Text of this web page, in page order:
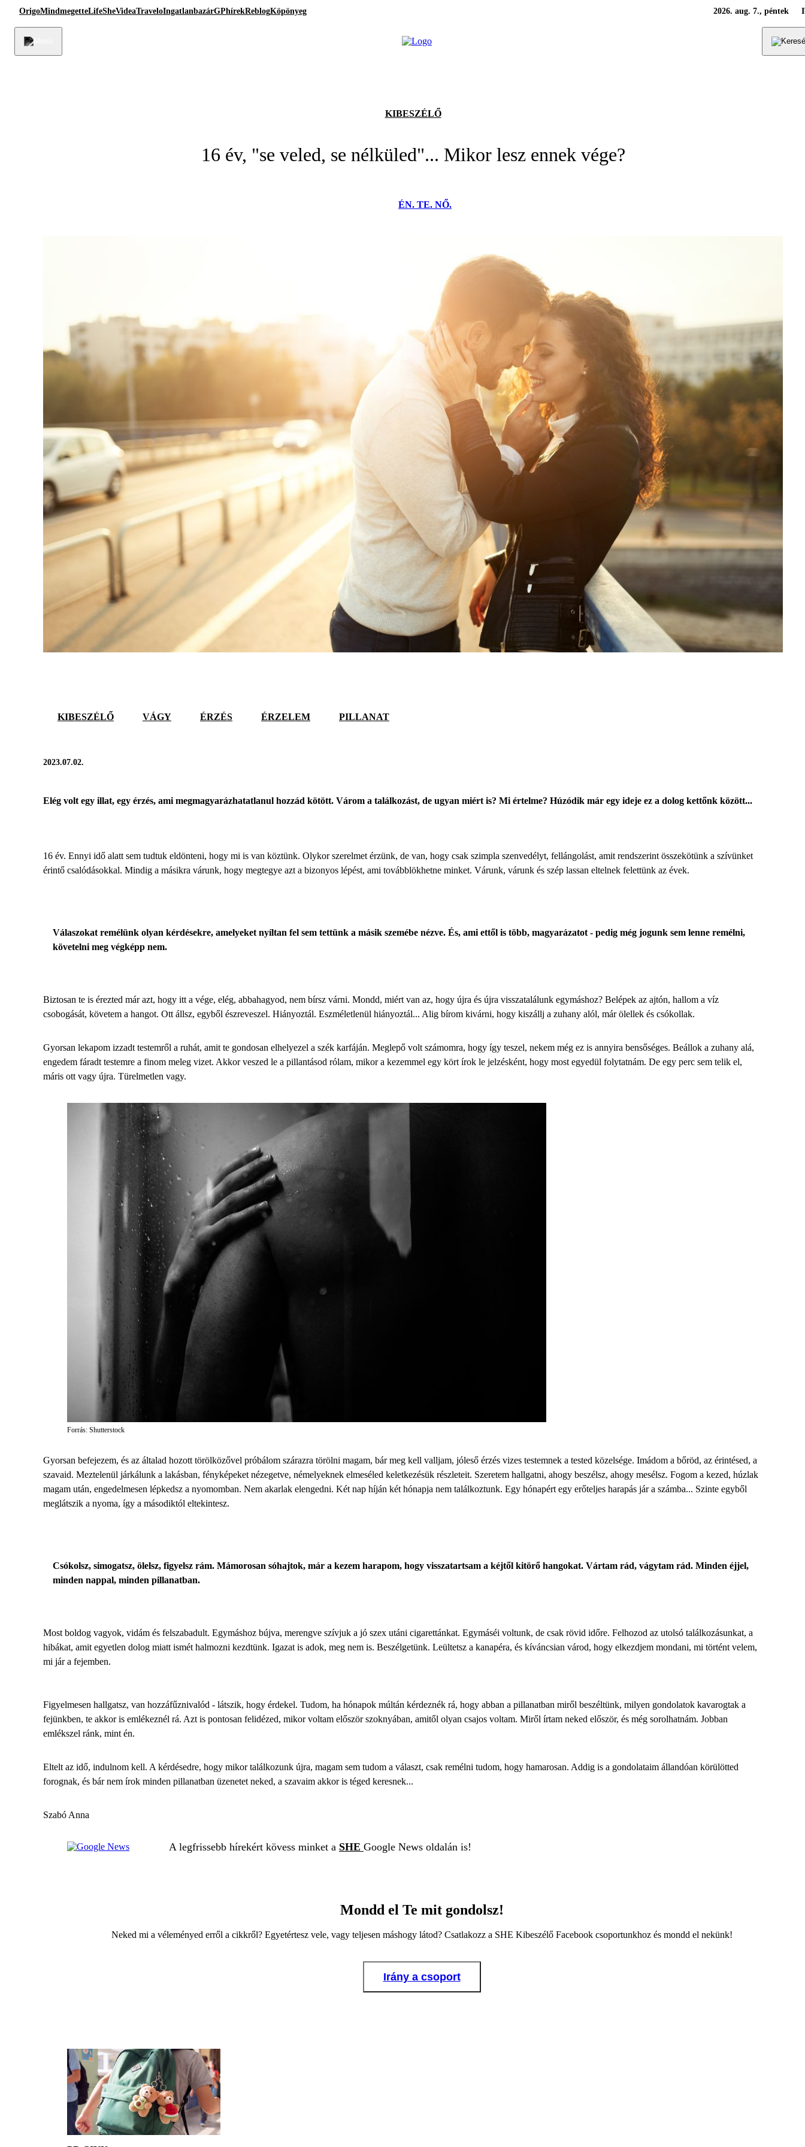
OrigoMindmegetteLifeSheVideaTraveloIngatlanbazárGPhírekReblogKöpönyeg 2026. aug. 7., péntek
KIBESZÉLŐ
16 év, "se veled, se nélküled"... Mikor lesz ennek vége?
ÉN. TE. NŐ.
KIBESZÉLŐ VÁGY ÉRZÉS ÉRZELEM PILLANAT
2023.07.02.
Elég volt egy illat, egy érzés, ami megmagyarázhatatlanul hozzád kötött. Várom a találkozást, de ugyan miért is? Mi értelme? Húzódik már egy ideje ez a dolog kettőnk között...
16 év. Ennyi idő alatt sem tudtuk eldönteni, hogy mi is van köztünk. Olykor szerelmet érzünk, de van, hogy csak szimpla szenvedélyt, fellángolást, amit rendszerint összekötünk a szívünket
érintő csalódásokkal. Mindig a másikra várunk, hogy megtegye azt a bizonyos lépést, ami továbblökhetne minket. Várunk, várunk és szép lassan eltelnek felettünk az évek.
Válaszokat remélünk olyan kérdésekre, amelyeket nyíltan fel sem tettünk a másik szemébe nézve. És, ami ettől is több, magyarázatot - pedig még jogunk sem lenne remélni,
követelni meg végképp nem.
Biztosan te is érezted már azt, hogy itt a vége, elég, abbahagyod, nem bírsz várni. Mondd, miért van az, hogy újra és újra visszatalálunk egymáshoz? Belépek az ajtón, hallom a víz
csobogását, követem a hangot. Ott állsz, egyből észreveszel. Hiányoztál. Eszméletlenül hiányoztál... Alig bírom kivárni, hogy kiszállj a zuhany alól, már ölellek és csókollak.
Gyorsan lekapom izzadt testemről a ruhát, amit te gondosan elhelyezel a szék karfáján. Meglepő volt számomra, hogy így teszel, nekem még ez is annyira bensőséges. Beállok a zuhany alá,
engedem fáradt testemre a finom meleg vizet. Akkor veszed le a pillantásod rólam, mikor a kezemmel egy kört írok le jelzésként, hogy most egyedül folytatnám. De egy perc sem telik el,
máris ott vagy újra. Türelmetlen vagy.
Forrás: Shutterstock
Gyorsan befejezem, és az általad hozott törölközővel próbálom szárazra törölni magam, bár meg kell valljam, jóleső érzés vizes testemnek a tested közelsége. Imádom a bőröd, az érintésed, a
szavaid. Meztelenül járkálunk a lakásban, fényképeket nézegetve, némelyeknek elmeséled keletkezésük részleteit. Szeretem hallgatni, ahogy beszélsz, ahogy mesélsz. Fogom a kezed, húzlak
magam után, engedelmesen lépkedsz a nyomomban. Nem akarlak elengedni. Két nap híján két hónapja nem találkoztunk. Egy hónapért egy erőteljes harapás jár a számba... Szinte egyből
meglátszik a nyoma, így a másodiktól eltekintesz.
Csókolsz, simogatsz, ölelsz, figyelsz rám. Mámorosan sóhajtok, már a kezem harapom, hogy visszatartsam a kéjtől kitörő hangokat. Vártam rád, vágytam rád. Minden éjjel,
minden nappal, minden pillanatban.
Most boldog vagyok, vidám és felszabadult. Egymáshoz bújva, merengve szívjuk a jó szex utáni cigarettánkat. Egymáséi voltunk, de csak rövid időre. Felhozod az utolsó találkozásunkat, a
hibákat, amit egyetlen dolog miatt ismét halmozni kezdtünk. Igazat is adok, meg nem is. Beszélgetünk. Leültetsz a kanapéra, és kíváncsian várod, hogy elkezdjem mondani, mi történt velem,
mi jár a fejemben.
Figyelmesen hallgatsz, van hozzáfűznivalód - látszik, hogy érdekel. Tudom, ha hónapok múltán kérdeznék rá, hogy abban a pillanatban miről beszéltünk, milyen gondolatok kavarogtak a
fejünkben, te akkor is emlékeznél rá. Azt is pontosan felidézed, mikor voltam először szoknyában, amitől olyan csajos voltam. Miről írtam neked először, és még sorolhatnám. Jobban
emlékszel ránk, mint én.
Eltelt az idő, indulnom kell. A kérdésedre, hogy mikor találkozunk újra, magam sem tudom a választ, csak remélni tudom, hogy hamarosan. Addig is a gondolataim állandóan körülötted
forognak, és bár nem írok minden pillanatban üzenetet neked, a szavaim akkor is téged keresnek...
Szabó Anna
A legfrissebb hírekért kövess minket a SHE Google News oldalán is!
Mondd el Te mit gondolsz!
Neked mi a véleményed erről a cikkről? Egyetértesz vele, vagy teljesen máshogy látod? Csatlakozz a SHE Kibeszélő Facebook csoportunkhoz és mondd el nekünk!
Irány a csoport